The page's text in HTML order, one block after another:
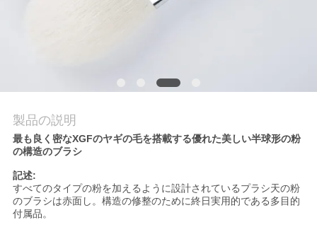
PRIVACY
POLICY
製品の説明
最も良く密なXGFのヤギの毛を搭載する優れた美しい半球形の粉
の構造のブラシ
記述:
すべてのタイプの粉を加えるように設計されているプラシ天の粉
のブラシは赤面し。構造の修整のために終日実用的である多目的
付属品。